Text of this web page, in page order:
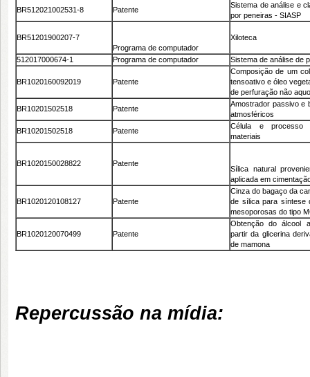
BR512021002531-8
Patente
Sistema de análise e
por peneiras - SIASP
BR51201900207-7
Programa de computador
Xiloteca
512017000674-1 Programa de computador Sistema de análise de
BR1020160092019 Patente
Composição de um
tensoativo e óleo
de perfuração não
BR10201502518
Patente
Amostrador passivo e
atmosféricos
BR10201502518
Patente
Célula e processo
materiais
BR1020150028822 Patente
Sílica natural
aplicada em
BR1020120108127 Patente
Cinza do bagaço da
de sílica para síntese
mesoporosas do tipo
BR1020120070499 Patente
Obtenção do álcool
partir da glicerina
de mamona
Repercussão na mídia: